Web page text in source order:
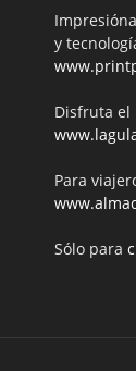
y
Disfruta el
Para
Sólo para